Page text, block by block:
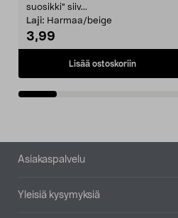
suosikki" siiv...
Laji: Harmaa/beige
3,99
Lisää ostoskoriin
Alatunniste
Asiakaspalvelu
Yleisiä kysymyksiä